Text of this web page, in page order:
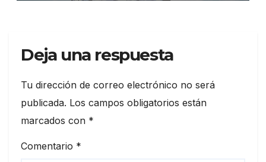
Deja una respuesta
Tu dirección de correo electrónico no será
publicada. Los campos obligatorios están
marcados con *
Comentario *